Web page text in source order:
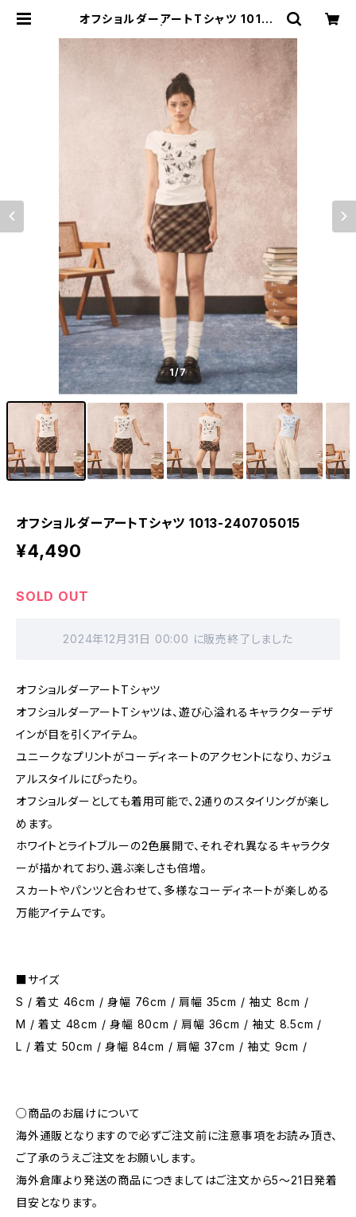
オフショルダーアートTシャツ 1013-
ード）｜韓国ファッション通販
1/7
オフショルダーアートTシャツ 1013-240705015
¥4,490
SOLD OUT
2024年12月31日 00:00 に販売終了しました
オフショルダーアートTシャツ
オフショルダーアートTシャツは、遊び心溢れるキャラクターデザ
インが目を引くアイテム。
ユニークなプリントがコーディネートのアクセントになり、カジュ
アルスタイルにぴったり。
オフショルダーとしても着用可能で、2通りのスタイリングが楽し
めます。
ホワイトとライトブルーの2色展開で、それぞれ異なるキャラクタ
ーが描かれており、選ぶ楽しさも倍増。
スカートやパンツと合わせて、多様なコーディネートが楽しめる
万能アイテムです。
■サイズ
S / 着丈 46cm / 身幅 76cm / 肩幅 35cm / 袖丈 8cm /
M / 着丈 48cm / 身幅 80cm / 肩幅 36cm / 袖丈 8.5cm /
L / 着丈 50cm / 身幅 84cm / 肩幅 37cm / 袖丈 9cm /
○商品のお届けについて
海外通販となりますので必ずご注文前に注意事項をお読み頂き、
ご了承のうえご注文をお願いします。
海外倉庫より発送の商品につきましてはご注文から5〜21日発着
目安となります。